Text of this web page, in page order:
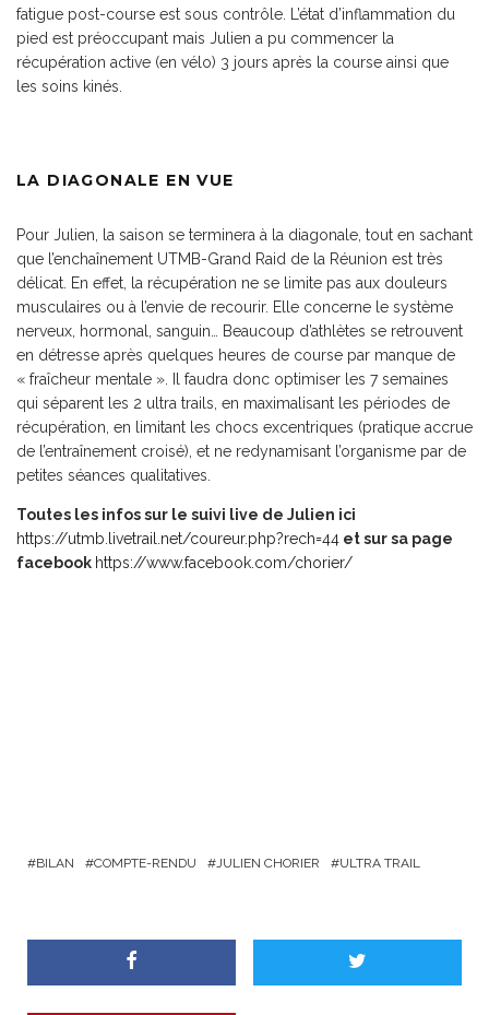
fatigue post-course est sous contrôle. L’état d’inflammation du
pied est préoccupant mais Julien a pu commencer la
récupération active (en vélo) 3 jours après la course ainsi que
les soins kinés.
LA DIAGONALE EN VUE
Pour Julien, la saison se terminera à la diagonale, tout en sachant
que l’enchaînement UTMB-Grand Raid de la Réunion est très
délicat. En effet, la récupération ne se limite pas aux douleurs
musculaires ou à l’envie de recourir. Elle concerne le système
nerveux, hormonal, sanguin… Beaucoup d’athlètes se retrouvent
en détresse après quelques heures de course par manque de
« fraîcheur mentale ». Il faudra donc optimiser les 7 semaines
qui séparent les 2 ultra trails, en maximalisant les périodes de
récupération, en limitant les chocs excentriques (pratique accrue
de l’entraînement croisé), et ne redynamisant l’organisme par de
petites séances qualitatives.
Toutes les infos sur le suivi live de Julien ici
https://utmb.livetrail.net/coureur.php?rech=44 et sur sa page
facebook https://www.facebook.com/chorier/
BILAN COMPTE-RENDU JULIEN CHORIER ULTRA TRAIL